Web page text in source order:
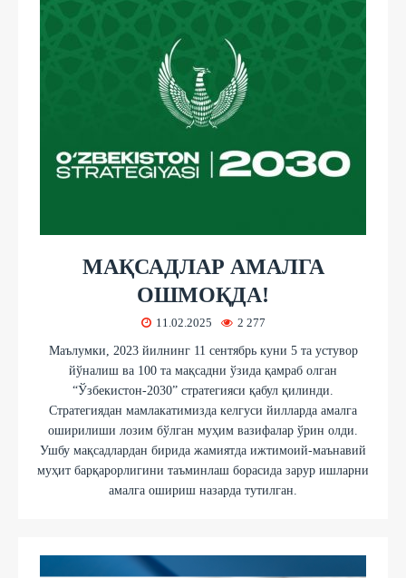
МАҚСАДЛАР АМАЛГА
ОШМОҚДА!
11.02.2025 2 277
Маълумки, 2023 йилнинг 11 сентябрь куни 5 та устувор
йўналиш ва 100 та мақсадни ўзида қамраб олган
“Ўзбекистон-2030” стратегияси қабул қилинди.
Стратегиядан мамлакатимизда келгуси йилларда амалга
оширилиши лозим бўлган муҳим вазифалар ўрин олди.
Ушбу мақсадлардан бирида жамиятда ижтимоий-маънавий
муҳит барқарорлигини таъминлаш борасида зарур ишларни
амалга ошириш назарда тутилган.